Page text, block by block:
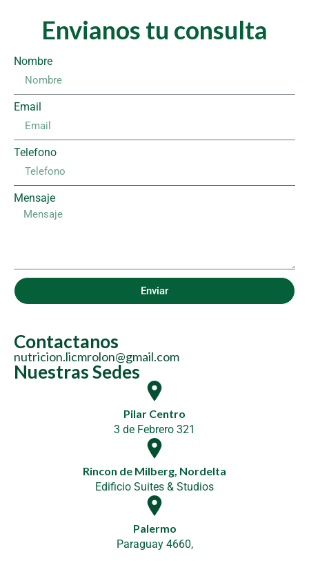
Envianos tu consulta
Nombre
Email
Telefono
Mensaje
Enviar
Contactanos
nutricion.licmrolon@gmail.com
Nuestras Sedes
Pilar Centro
3 de Febrero 321
Rincon de Milberg, Nordelta
Edificio Suites & Studios
Palermo
Paraguay 4660,